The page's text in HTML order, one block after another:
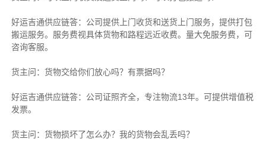
好运吉通供应链答：公司提供上门收货和送货上门服务，提供打包
搬运服务。服务费视具体货物和路程远近收费。量大免服务费，可
咨询客服。
货主问：货物交给你们放心吗？有票据吗？
好运吉通供应链答：公司证照齐全，专注物流13年。可提供增值税
发票。
货主问：货物损坏了怎么办？我的货物会乱丢吗？